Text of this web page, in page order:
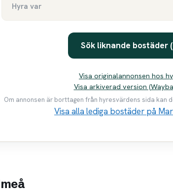
Hyra var
Sök liknande bostäder
Visa originalannonsen hos
Visa arkiverad version
Om annonsen är borttagen från hyresvärdens sida kan
Visa alla lediga bostäder på